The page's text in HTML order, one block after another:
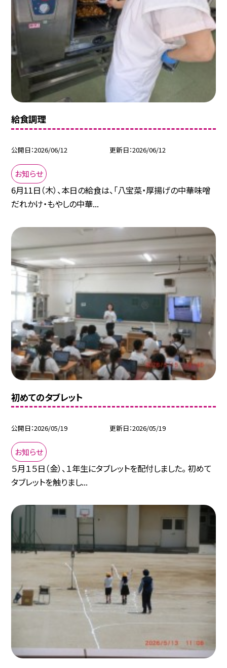
給食調理
公開日 2026/06/12 更新日 2026/06/12
お知らせ
6月11日（木）、本日の給食は、「八宝菜・厚揚げの中華味噌
だれかけ・もやしの中華...
初めてのタブレット
公開日 2026/05/19 更新日 2026/05/19
お知らせ
５月１５日（金）、１年生にタブレットを配付しました。 初めて
タブレットを触りまし...